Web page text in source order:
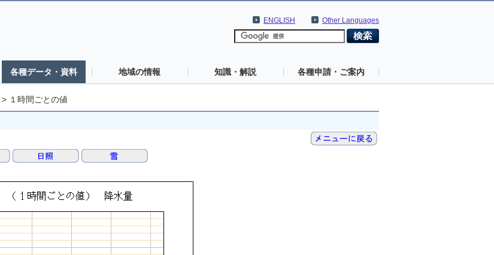
Other Languages
ENGLISH
各種データ・資料 地域の情報 知識・解説 各種申請・ご案内
> １時間ごとの値